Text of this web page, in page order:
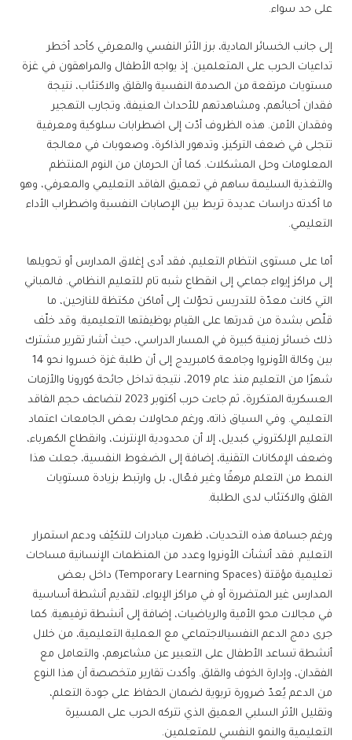
على حد سواء.
إلى جانب الخسائر المادية، برز الأثر النفسي والمعرفي كأحد أخطر
تداعيات الحرب على المتعلمين. إذ يواجه الأطفال والمراهقون في غزة
مستويات مرتفعة من الصدمة النفسية والقلق والاكتئاب، نتيجة
فقدان أحبائهم، ومشاهدتهم للأحداث العنيفة، وتجارب التهجير
وفقدان الأمن. هذه الظروف أدّت إلى اضطرابات سلوكية ومعرفية
تتجلى في ضعف التركيز، وتدهور الذاكرة، وصعوبات في معالجة
المعلومات وحل المشكلات. كما أن الحرمان من النوم المنتظم
والتغذية السليمة ساهم في تعميق الفاقد التعليمي والمعرفي، وهو
ما أكدته دراسات عديدة تربط بين الإصابات النفسية واضطراب الأداء
التعليمي.
أما على مستوى انتظام التعليم، فقد أدى إغلاق المدارس أو تحويلها
إلى مراكز إيواء جماعي إلى انقطاع شبه تام للتعليم النظامي. فالمباني
التي كانت معدّة للتدريس تحوّلت إلى أماكن مكتظة للنازحين، ما
قلّص بشدة من قدرتها على القيام بوظيفتها التعليمية. وقد خلّف
ذلك خسائر زمنية كبيرة في المسار الدراسي، حيث أشار تقرير مشترك
بين وكالة الأونروا وجامعة كامبريدج إلى أن طلبة غزة خسروا نحو 14
شهرًا من التعليم منذ عام 2019، نتيجة تداخل جائحة كورونا والأزمات
العسكرية المتكررة، ثم جاءت حرب أكتوبر 2023 لتضاعف حجم الفاقد
التعليمي. وفي السياق ذاته، ورغم محاولات بعض الجامعات اعتماد
التعليم الإلكتروني كبديل، إلا أن محدودية الإنترنت، وانقطاع الكهرباء،
وضعف الإمكانات التقنية، إضافة إلى الضغوط النفسية، جعلت هذا
النمط من التعلم مرهقًا وغير فعّال، بل وارتبط بزيادة مستويات
القلق والاكتئاب لدى الطلبة.
ورغم جسامة هذه التحديات، ظهرت مبادرات للتكيّف ودعم استمرار
التعليم. فقد أنشأت الأونروا وعدد من المنظمات الإنسانية مساحات
تعليمية مؤقتة (Temporary Learning Spaces) داخل بعض
المدارس غير المتضررة أو في مراكز الإيواء، لتقديم أنشطة أساسية
في مجالات محو الأمية والرياضيات، إضافة إلى أنشطة ترفيهية. كما
جرى دمج الدعم النفسيالاجتماعي مع العملية التعليمية، من خلال
أنشطة تساعد الأطفال على التعبير عن مشاعرهم، والتعامل مع
الفقدان، وإدارة الخوف والقلق. وأكدت تقارير متخصصة أن هذا النوع
من الدعم يُعدّ ضرورة تربوية لضمان الحفاظ على جودة التعلم،
وتقليل الأثر السلبي العميق الذي تتركه الحرب على المسيرة
التعليمية والنمو النفسي للمتعلمين.